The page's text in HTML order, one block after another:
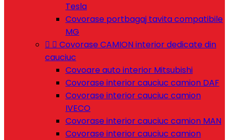
Tesla
Covorase portbagaj tavita compatibile
MG
  Covorase CAMION interior dedicate din
cauciuc
Covoare auto interior Mitsubishi
Covorase interior cauciuc camion DAF
Covorase interior cauciuc camion
IVECO
Covorase interior cauciuc camion MAN
Covorase interior cauciuc camion